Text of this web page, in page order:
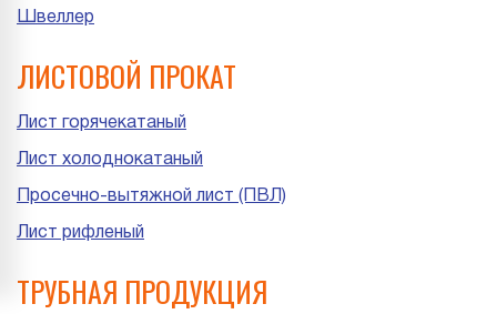
Швеллер
ЛИСТОВОЙ ПРОКАТ
Лист горячекатаный
Лист холоднокатаный
Просечно-вытяжной лист (ПВЛ)
Лист рифленый
ТРУБНАЯ ПРОДУКЦИЯ